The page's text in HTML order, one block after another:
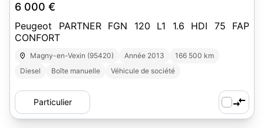
6 000 €
Peugeot PARTNER FGN 120 L1 1.6 HDI 75 FAP
CONFORT
Magny-en-Vexin (95420) Année 2013
166 500 km
Diesel
Boîte manuelle Véhicule de société
Particulier